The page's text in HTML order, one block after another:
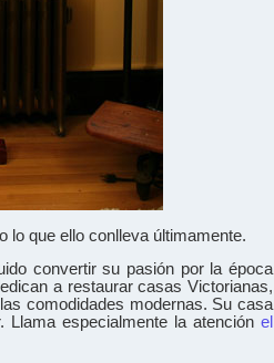
lo que ello conlleva últimamente.
convertir su pasión por la época
a restaurar casas Victorianas,
comodidades modernas. Su casa
especialmente la atención el